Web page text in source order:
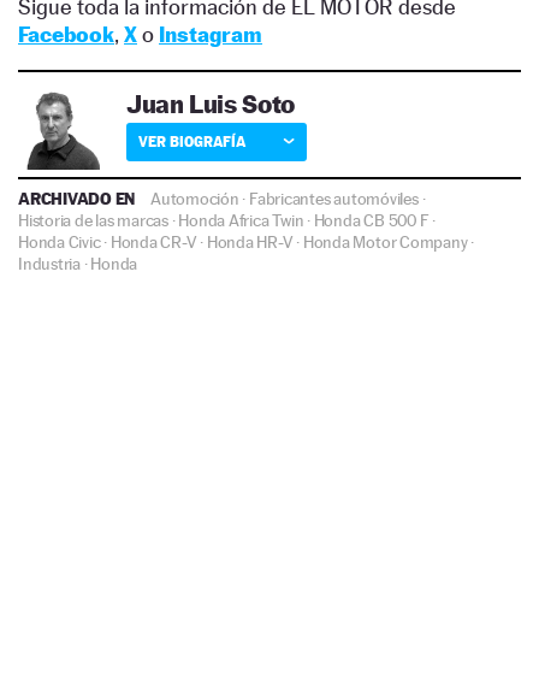
Sigue toda la información de EL MOTOR desde
Facebook, Xo Instagram
Juan Luis Soto
VER BIOGRAFÍA
ARCHIVADO EN Automoción · Fabricantes automóviles·
Historia de las marcas·Honda Africa Twin · Honda CB 500 F ·
Honda Civic· Honda CR-V · Honda HR-V · Honda Motor Company·
Industria·Honda